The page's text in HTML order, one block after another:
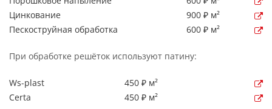
Цинкование
900 ₽ м²
Пескоструйная обработка
600 ₽ м²
При обработке решёток используют патину:
Ws-plast
450 ₽ м²
Certa
450 ₽ м²